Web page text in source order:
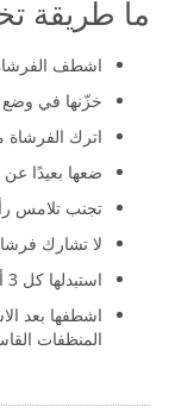
ما طريقة
اشطف الفرشاة
خزّنها في
اترك الفرشاة
ضعها بعيدًا
تجنب تلامس
لا تشارك
استبدلها كل 3 أشهر أو عند تلف الشعيرات.
اشطفها بعد
المنظفات